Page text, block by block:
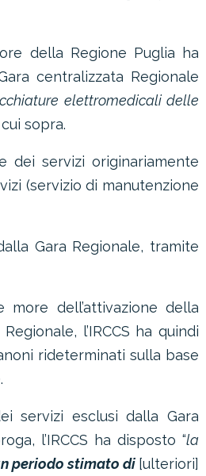
della Regione Puglia ha
centralizzata Regionale
elettromedicali delle
cui sopra.
dei servizi originariamente
(servizio di manutenzione
Gara Regionale, tramite
dell’attivazione della
l’IRCCS ha quindi
rideterminati sulla base
servizi esclusi dalla Gara
l’IRCCS ha disposto “la
periodo stimato di [ulteriori]